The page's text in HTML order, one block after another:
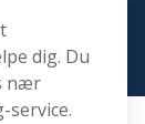
dig. Du
nær
service.